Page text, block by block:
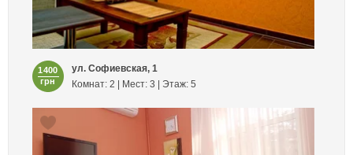
1400
грн
ул. Софиевская, 1
Комнат: 2 | Мест: 3 | Этаж: 5